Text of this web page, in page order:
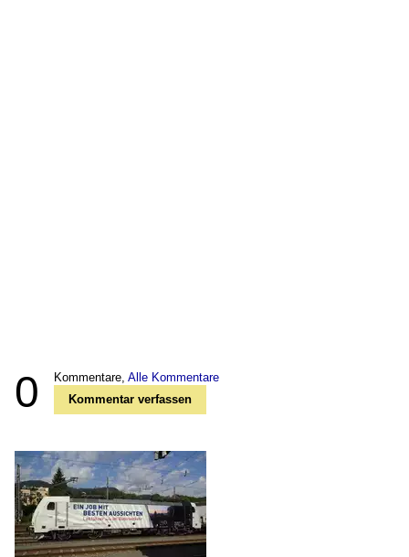
0 Kommentare, Alle Kommentare
Kommentar verfassen